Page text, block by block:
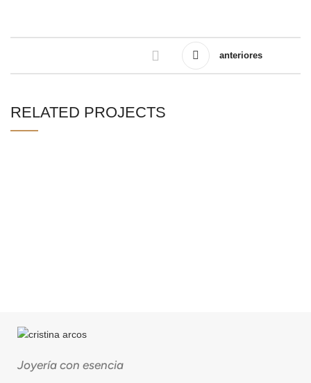
anteriores
RELATED PROJECTS
Joyería con esencia